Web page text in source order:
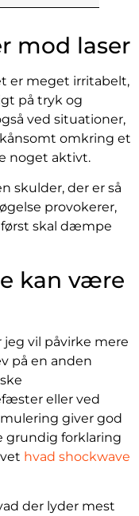
mod laser
er meget irritabelt,
på tryk og
ved situationer,
omkring et
noget aktivt.
skulder, der er så
provokerer,
først skal dæmpe
kan være
jeg vil påvirke mere
på en anden
eller ved
giver god
grundig forklaring
hvad shockwave
der lyder mest